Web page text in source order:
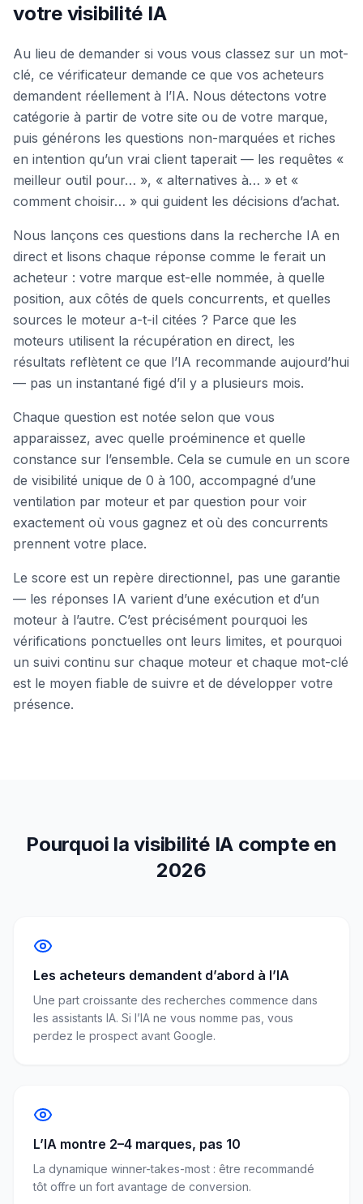
votre visibilité IA
Au lieu de demander si vous vous classez sur un mot-
clé, ce vérificateur demande ce que vos acheteurs
demandent réellement à l’IA. Nous détectons votre
catégorie à partir de votre site ou de votre marque,
puis générons les questions non-marquées et riches
en intention qu’un vrai client taperait — les requêtes «
meilleur outil pour… », « alternatives à… » et «
comment choisir… » qui guident les décisions d’achat.
Nous lançons ces questions dans la recherche IA en
direct et lisons chaque réponse comme le ferait un
acheteur : votre marque est-elle nommée, à quelle
position, aux côtés de quels concurrents, et quelles
sources le moteur a-t-il citées ? Parce que les
moteurs utilisent la récupération en direct, les
résultats reflètent ce que l’IA recommande aujourd’hui
— pas un instantané figé d’il y a plusieurs mois.
Chaque question est notée selon que vous
apparaissez, avec quelle proéminence et quelle
constance sur l’ensemble. Cela se cumule en un score
de visibilité unique de 0 à 100, accompagné d’une
ventilation par moteur et par question pour voir
exactement où vous gagnez et où des concurrents
prennent votre place.
Le score est un repère directionnel, pas une garantie
— les réponses IA varient d’une exécution et d’un
moteur à l’autre. C’est précisément pourquoi les
vérifications ponctuelles ont leurs limites, et pourquoi
un suivi continu sur chaque moteur et chaque mot-clé
est le moyen fiable de suivre et de développer votre
présence.
Pourquoi la visibilité IA compte en
2026
Les acheteurs demandent d’abord à l’IA
Une part croissante des recherches commence dans
les assistants IA. Si l’IA ne vous nomme pas, vous
perdez le prospect avant Google.
L’IA montre 2–4 marques, pas 10
La dynamique winner-takes-most : être recommandé
tôt offre un fort avantage de conversion.